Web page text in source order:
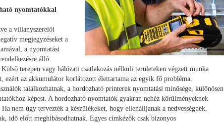
nyomtatókkal
a villanyszerelői
megjegyzéseket a
a nyomtatási
álló
terepen vagy hálózati csatlakozás nélküli területeken végzett munka
ezért az akkumulátor korlátozott élettartama az egyik fő probléma.
találkozhatnak, a hordozható printerek nyomtatási minősége, különösen
képest. A hordozható nyomtatók gyakran nehéz körülményeknek
nem úgy tervezték a készülékeket, hogy ellenálljanak a nedvességnek,
idő előtt meghibásodhatnak. Egyes címkézők csak bizonyos